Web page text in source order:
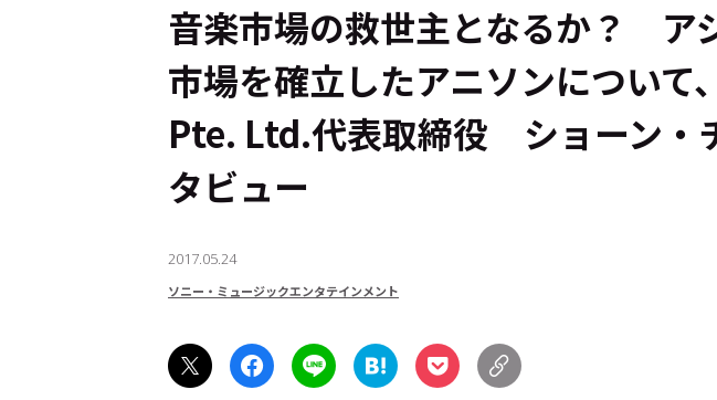
音楽市場の救世主となるか？ ア
市場を確立したアニソンについて
Pte. Ltd.代表取締役 ショーン・
タビュー
2017.05.24
ソニー・ミュージックエンタテインメント